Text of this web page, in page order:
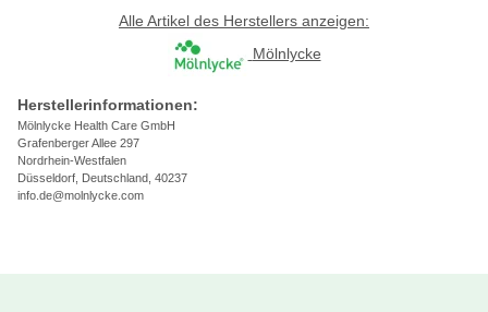
Alle Artikel des Herstellers anzeigen:
Mölnlycke
Herstellerinformationen:
Mölnlycke Health Care GmbH
Grafenberger Allee 297
Nordrhein-Westfalen
Düsseldorf, Deutschland, 40237
info.de@molnlycke.com